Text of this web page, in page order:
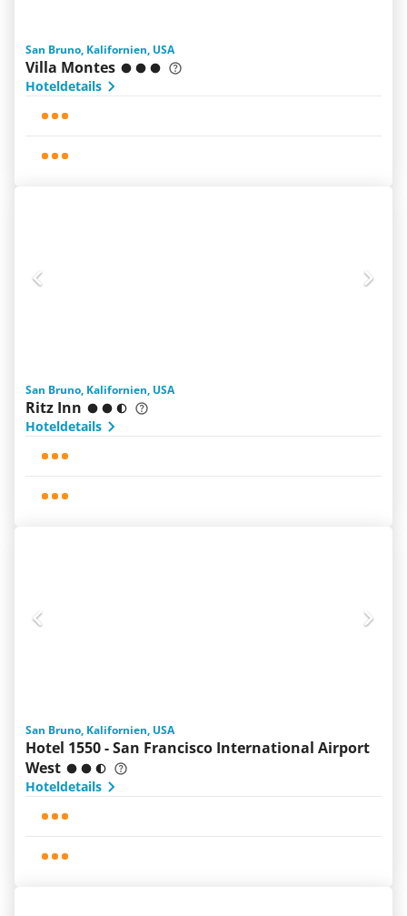
San Bruno, Kalifornien, USA
Villa Montes
Hoteldetails
San Bruno, Kalifornien, USA
Ritz Inn
Hoteldetails
San Bruno, Kalifornien, USA
Hotel 1550 - San Francisco International Airport
West
Hoteldetails